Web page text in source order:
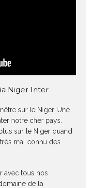
Niger Inter
sur le Niger. Une
notre cher pays.
sur le Niger quand
mal connu des
avec tous nos
de la